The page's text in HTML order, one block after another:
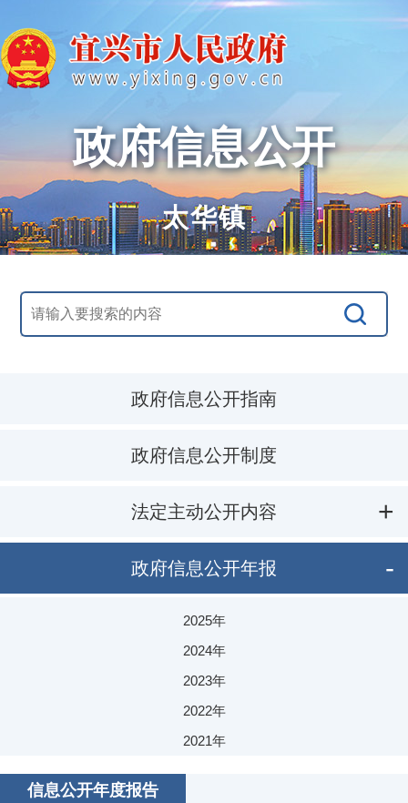
政府信息公开
太华镇
政府信息公开指南
政府信息公开制度
法定主动公开内容
政府信息公开年报
2025年
2024年
2023年
2022年
2021年
2020年
信息公开年度报告